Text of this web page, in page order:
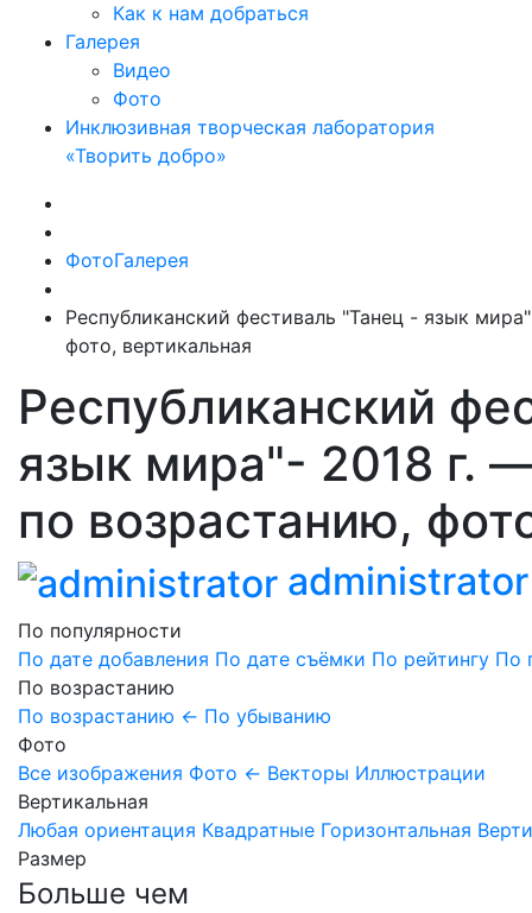
Как к нам добраться
Галерея
Видео
Фото
Инклюзивная творческая лаборатория
«Творить добро»
ФотоГалерея
Республиканский фестиваль "Танец - язык
фото, вертикальная
Республиканский
язык мира"- 2018 г.
по возрастанию,
administrator
По популярности
По дате добавления По дате съёмки По рейтингу По
По возрастанию
По возрастанию ← По убыванию
Фото
Все изображения Фото ← Векторы Иллюстрации
Вертикальная
Любая ориентация Квадратные Горизонтальная
Размер
Больше чем